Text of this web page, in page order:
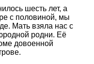
шесть лет, а
с половиной, мы
Мать взяла нас с
родни. Её
довоенной